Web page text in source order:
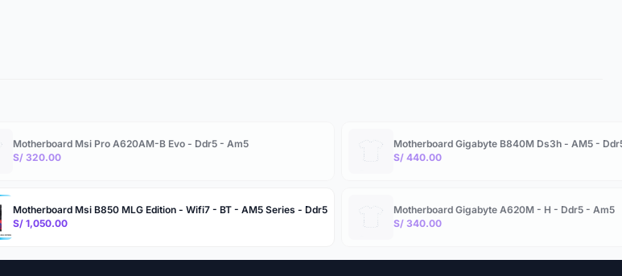
Motherboard Msi Pro A620AM-B Evo - Ddr5 - Am5
S/ 320.00
Motherboard Gigabyte B840M Ds3h - AM5 -
S/ 440.00
Motherboard Msi B850 MLG Edition - Wifi7 - BT - AM5 Series - Ddr5
S/ 1,050.00
Motherboard Gigabyte A620M - H - Ddr5 - Am5
S/ 340.00